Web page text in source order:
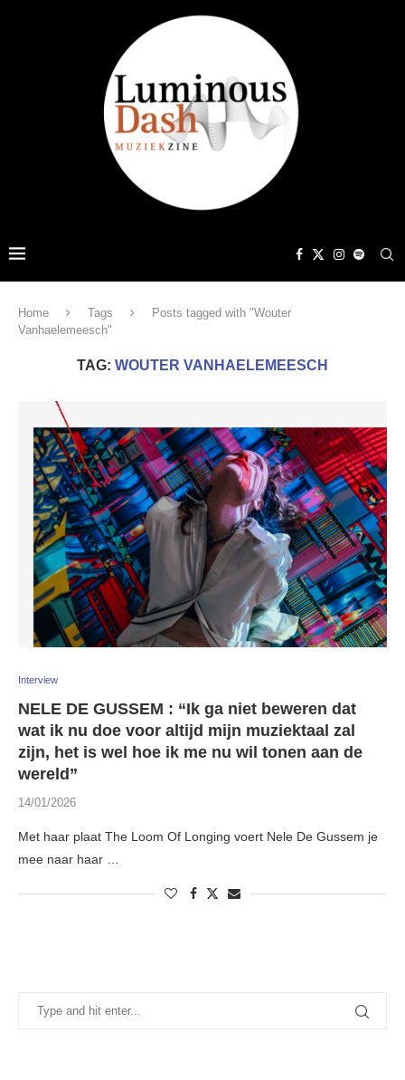
Home Tags
Posts tagged with "Wouter
Vanhaelemeesch"
TAG: WOUTER VANHAELEMEESCH
Interview
NELE DE GUSSEM : “Ik ga niet beweren dat
wat ik nu doe voor altijd mijn muziektaal zal
zijn, het is wel hoe ik me nu wil tonen aan de
wereld”
14/01/2026
Met haar plaat The Loom Of Longing voert Nele De Gussem je
mee naar haar …